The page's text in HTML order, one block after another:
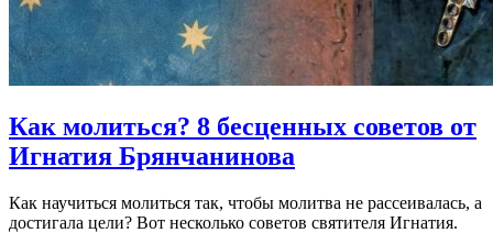
Как молиться? 8 бесценных советов от
Игнатия Брянчанинова
Как научиться молиться так, чтобы молитва не рассеивалась, а
достигала цели? Вот несколько советов святителя Игнатия.